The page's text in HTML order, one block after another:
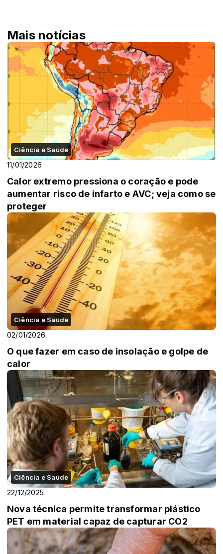
Mais notícias
Ciência e Saúde
11/01/2026
Calor extremo pressiona o coração e pode
aumentar risco de infarto e AVC; veja como se
proteger
Ciência e Saúde
02/01/2026
O que fazer em caso de insolação e golpe de
calor
Ciência e Saúde
22/12/2025
Nova técnica permite transformar plástico
PET em material capaz de capturar CO2